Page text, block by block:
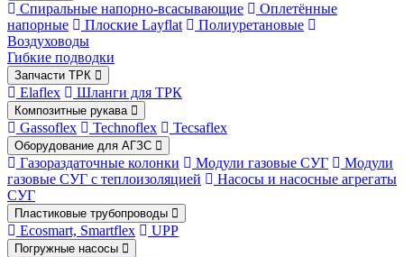
Спиральные напорно-всасывающие
Оплетённые
напорные
Плоские Layflat
Полиуретановые
Воздуховоды
Гибкие подводки
Запчасти ТРК
Elaflex Шланги для ТРК
Композитные рукава
Gassoflex Technoflex Tecsaflex
Оборудование для АГЗС
Газораздаточные колонки Модули газовые СУГ
Модули
газовые СУГ с теплоизоляцией
Насосы и насосные агрегаты
СУГ
Пластиковые трубопроводы
Ecosmart, Smartflex UPP
Погружные насосы